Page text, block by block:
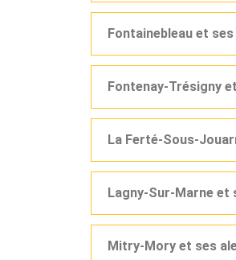
Fontainebleau et
Fontenay-Trésigny
La Ferté-Sous-
Lagny-Sur-Marne et
Mitry-Mory et ses